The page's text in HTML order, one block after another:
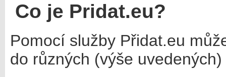
Co je Pridat.eu?
Pomocí služby Přidat.eu
do různých (výše